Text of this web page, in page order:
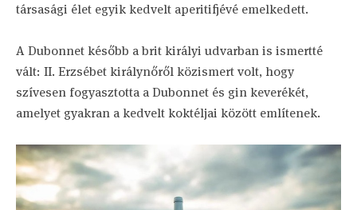
társasági élet egyik kedvelt aperitifjévé emelkedett.
A Dubonnet később a brit királyi udvarban is ismertté
vált: II. Erzsébet királynőről közismert volt, hogy
szívesen fogyasztotta a Dubonnet és gin keverékét,
amelyet gyakran a kedvelt koktéljai között említenek.